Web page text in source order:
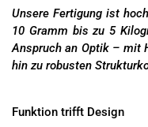
Unsere Fertigung ist
10 Gramm bis zu 5
Anspruch an Optik – mit
hin zu robusten
Funktion trifft Design